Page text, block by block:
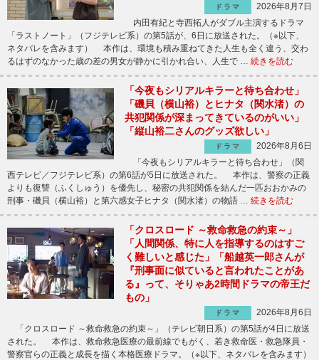
ドラマ
2026年8月7日
内田有紀と寺西拓人がダブル主演するドラマ
「ラストノート」（フジテレビ系）の第5話が、6日に放送された。（※以下、
ネタバレを含みます） 本作は、環境も積み重ねてきた人生も全く違う、交わ
るはずのなかった歳の差の男女が静かに引かれ合い、人生で … 続きを読む
「今夜もシリアルキラーと待ち合わせ」
「磯貝（横山裕）とヒナタ（関水渚）の
共犯関係が深まってきているのがいい」
「縦山裕二さんのグッズ欲しい」
ドラマ
2026年8月6日
「今夜もシリアルキラーと待ち合わせ」（関
西テレビ／フジテレビ系）の第6話が5日に放送された。 本作は、警察の正義
よりも復讐（ふくしゅう）を優先し、秘密の共犯関係を結んだ一匹おおかみの
刑事・磯貝（横山裕）と第六感女子ヒナタ（関水渚）の物語 … 続きを読む
「クロスロード ～救命救急の約束～」
「人間関係、特に人を指導するのはすご
く難しいと感じた」「船越英一郎さんが
『刑事面に似ていると言われたことがあ
る』って、そりゃあ2時間ドラマの帝王だ
もの」
ドラマ
2026年8月6日
「クロスロード ～救命救急の約束～」（テレビ朝日系）の第5話が4日に放送
された。 本作は、救命救急医療の最前線でもがく、若き救命医・救急隊員・
警察官らの正義と成長を描く本格医療ドラマ。（※以下、ネタバレを含みます）